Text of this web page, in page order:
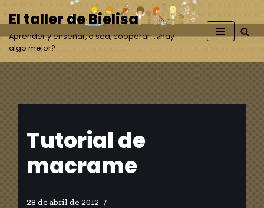
Saltar
al
contenido
El taller de Bielisa
Aprender y enseñar, o sea, cooperar… ¿hay
algo mejor?
Tutorial de
macrame
28 de abril de 2012